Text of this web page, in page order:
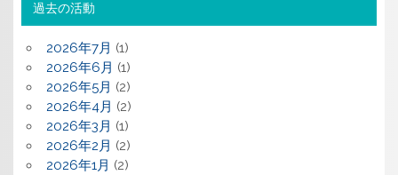
過去の活動
2026年7月 (1)
2026年6月 (1)
2026年5月 (2)
2026年4月 (2)
2026年3月 (1)
2026年2月 (2)
2026年1月 (2)